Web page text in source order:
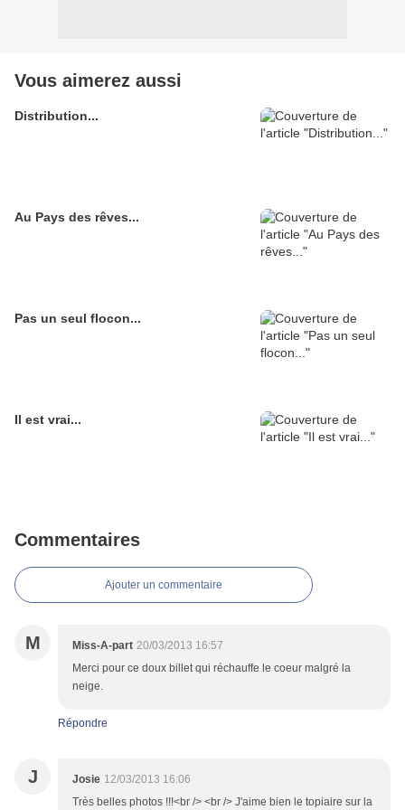
Vous aimerez aussi
Distribution...
Au Pays des rêves...
Pas un seul flocon...
Il est vrai...
Commentaires
Ajouter un commentaire
M Miss-A-part 20/03/2013 16:57
Merci pour ce doux billet qui réchauffe le coeur malgré la
neige.
Répondre
J Josie 12/03/2013 16:06
Très belles photos !!!<br /> <br /> J'aime bien le topiaire sur la